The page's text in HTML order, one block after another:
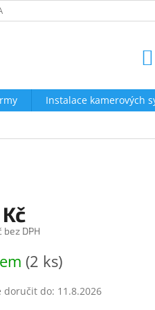
Instalace kamerových
bez DPH
(2 ks)
doručit do: 11.8.2026